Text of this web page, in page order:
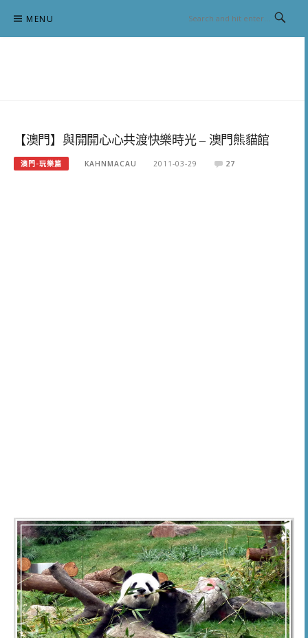
content
MENU
【澳門】與開開心心共渡快樂時光 – 澳門熊貓館
澳門-玩樂篇 KAHNMACAU 2011-03-29 27